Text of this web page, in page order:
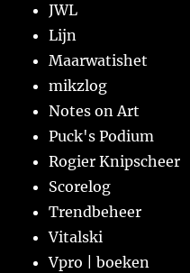
JWL
Lijn
Maarwatishet
mikzlog
Notes on Art
Puck's Podium
Rogier Knipscheer
Scorelog
Trendbeheer
Vitalski
Vpro | boeken